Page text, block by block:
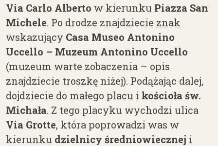
Via Carlo Alberto w kierunku Piazza San
Michele. Po drodze znajdziecie znak
wskazujący Casa Museo Antonino
Uccello – Muzeum Antonino Uccello
(muzeum warte zobaczenia – opis
znajdziecie troszkę niżej). Podążając dalej,
dojdziecie do małego placu i kościoła św.
Michała. Z tego placyku wychodzi ulica
Via Grotte, która poprowadzi was w
kierunku dzielnicy średniowiecznej i